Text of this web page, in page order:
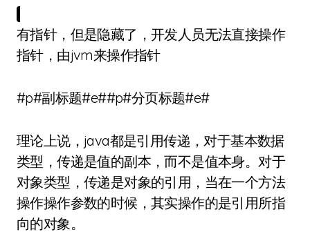
有指针，但是隐藏了，开发人员无法直接操作
指针，由jvm来操作指针
#p#副标题#e##p#分页标题#e#
理论上说，java都是引用传递，对于基本数据
类型，传递是值的副本，而不是值本身。对于
对象类型，传递是对象的引用，当在一个方法
操作操作参数的时候，其实操作的是引用所指
向的对象。